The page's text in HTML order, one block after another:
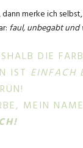
merke ich
faul, unbegabt und
DIE
IST EINFACH
MEIN